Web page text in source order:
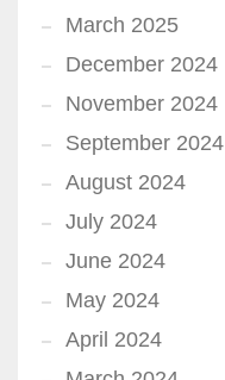
March 2025
December 2024
November 2024
September 2024
August 2024
July 2024
June 2024
May 2024
April 2024